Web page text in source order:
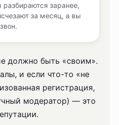
разбираются заранее,
за месяц, а вы
должно быть «своим».
и если что-то «не
регистрация,
модератор) — это